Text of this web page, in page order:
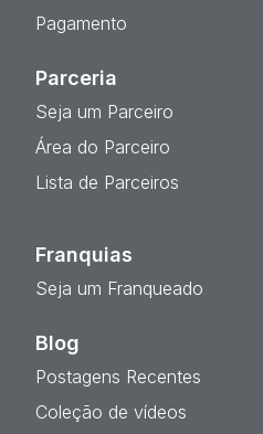
Pagamento
Parceria
Seja um Parceiro
Área do Parceiro
Lista de Parceiros
Franquias
Seja um Franqueado
Blog
Postagens Recentes
Coleção de vídeos